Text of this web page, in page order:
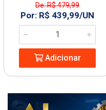
De: R$ 479,99
Por: R$ 439,99/UN
Adicionar